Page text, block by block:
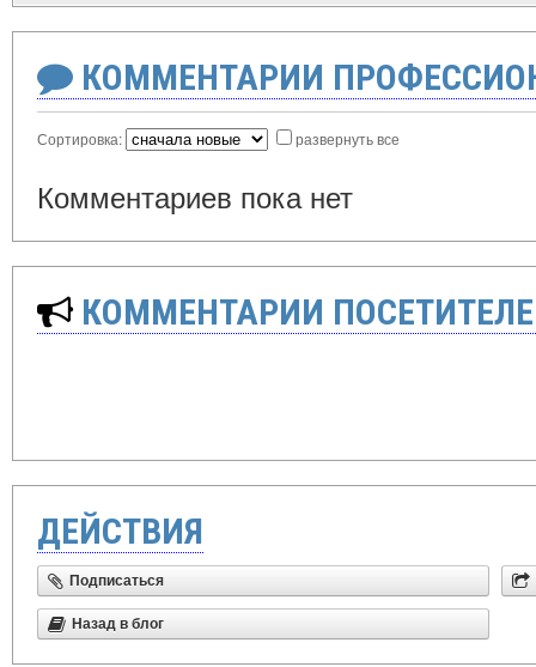
КОММЕНТАРИИ
Сортировка: развернуть все
Комментариев пока нет
КОММЕНТАРИИ
ДЕЙСТВИЯ
Подписаться
Назад в блог